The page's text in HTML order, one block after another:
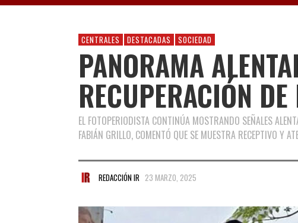
CENTRALES DESTACADAS SOCIEDAD
PANORAMA
RECUPERACIÓN
EL FOTOPERIODISTA CONTINÚA MOSTRANDO SEÑALES
FABIÁN GRILLO, COMENTÓ QUE SE MUESTRA RECEPTIVO Y
REDACCIÓN IR 23 MARZO, 2025